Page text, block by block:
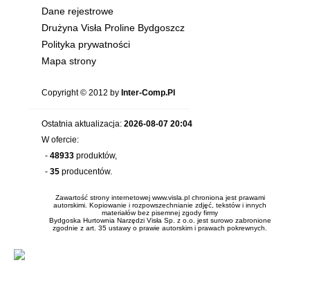
Dane rejestrowe
Drużyna Visła Proline Bydgoszcz
Polityka prywatności
Mapa strony
Copyright © 2012 by Inter-Comp.Pl
Ostatnia aktualizacja: 2026-08-07 20:04
W ofercie:
- 48933 produktów,
- 35 producentów.
Zawartość strony internetowej www.visla.pl chroniona jest prawami
autorskimi. Kopiowanie i rozpowszechnianie zdjęć, tekstów i innych
materiałów bez pisemnej zgody firmy
Bydgoska Hurtownia Narzędzi Visła Sp. z o.o. jest surowo zabronione
zgodnie z art. 35 ustawy o prawie autorskim i prawach pokrewnych.